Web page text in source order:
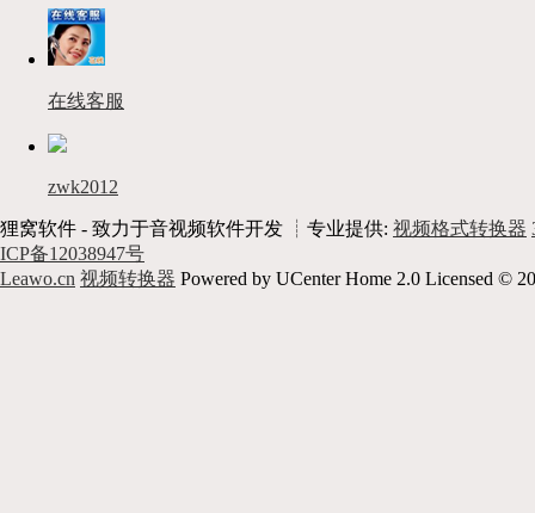
在线客服
zwk2012
狸窝软件 - 致力于音视频软件开发 ┊专业提供: 视频格式转换器
ICP备12038947号
Leawo.cn 视频转换器 Powered by UCenter Home 2.0 Licensed ©